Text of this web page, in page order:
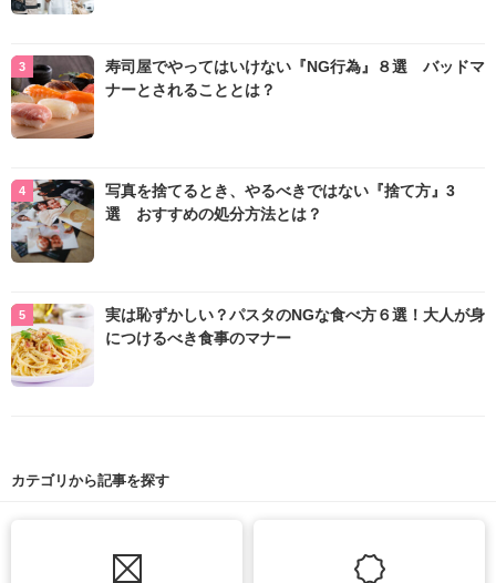
寿司屋でやってはいけない『NG行為』８選 バッドマ
ナーとされることとは？
写真を捨てるとき、やるべきではない『捨て方』3
選 おすすめの処分方法とは？
実は恥ずかしい？パスタのNGな食べ方６選！大人が身
につけるべき食事のマナー
カテゴリから記事を探す